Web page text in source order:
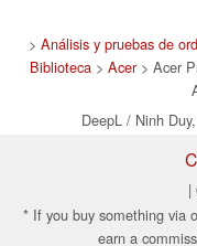
> Análisis y pruebas de
Biblioteca> Acer> Acer
DeepL / Ninh
|
* If you buy something via
earn a